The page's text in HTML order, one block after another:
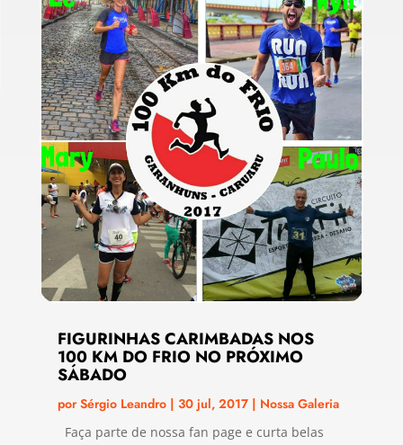
FIGURINHAS CARIMBADAS NOS
100 KM DO FRIO NO PRÓXIMO
SÁBADO
porSérgio Leandro| 30 jul, 2017| Nossa Galeria
Faça parte de nossa fan page e curta belas